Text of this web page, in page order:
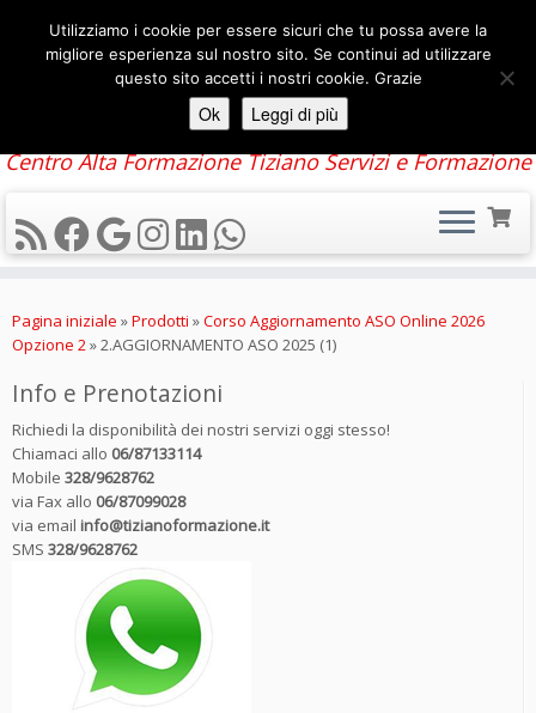
contenuto
Centro Alta Formazione Tiziano Servizi e Formazione
Pagina iniziale »Prodotti »Corso Aggiornamento ASO Online 2026
Opzione 2»2.AGGIORNAMENTO ASO 2025 (1)
Info e Prenotazioni
Richiedi la disponibilità dei nostri servizi oggi stesso!
Chiamaci allo 06/87133114
Mobile 328/9628762
via Fax allo 06/87099028
via email info@tizianoformazione.it
SMS 328/9628762
Utilizziamo i cookie per essere sicuri che tu possa avere la
migliore esperienza sul nostro sito. Se continui ad utilizzare
questo sito accetti i nostri cookie. Grazie
Ok Leggi di più